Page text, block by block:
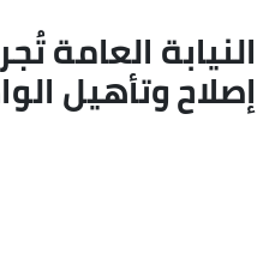
النيابة العامة
إصلاح وتأهيل